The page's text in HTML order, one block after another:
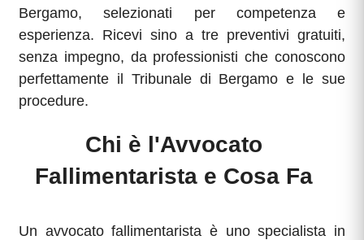
Bergamo, selezionati per competenza e
esperienza. Ricevi sino a tre preventivi gratuiti,
senza impegno, da professionisti che conoscono
perfettamente il Tribunale di Bergamo e le sue
procedure.
Chi è l'Avvocato
Fallimentarista e Cosa Fa
Un avvocato fallimentarista è uno specialista in